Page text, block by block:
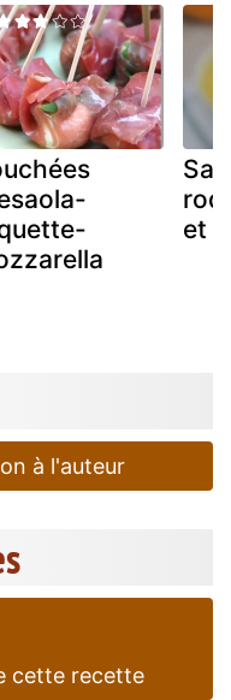
et
à l'auteur
cette recette